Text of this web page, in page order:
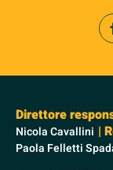
Direttore
Nicola Cavallini |
Paola Felletti